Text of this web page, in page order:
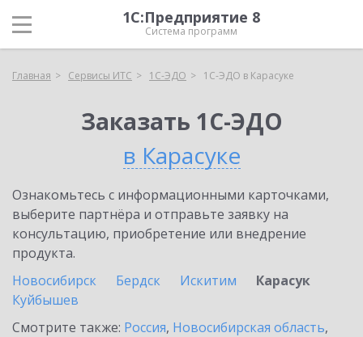
1С:Предприятие 8
Система программ
Главная Сервисы ИТС 1С-ЭДО 1С-ЭДО в Карасуке
Заказать 1С-ЭДО
в Карасуке
Ознакомьтесь с информационными карточками,
выберите партнёра и отправьте заявку на
консультацию, приобретение или внедрение
продукта.
Новосибирск
Бердск Искитим
Карасук
Куйбышев
Смотрите также: Россия, Новосибирская область,